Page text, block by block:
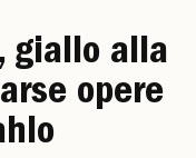
giallo alla
opere